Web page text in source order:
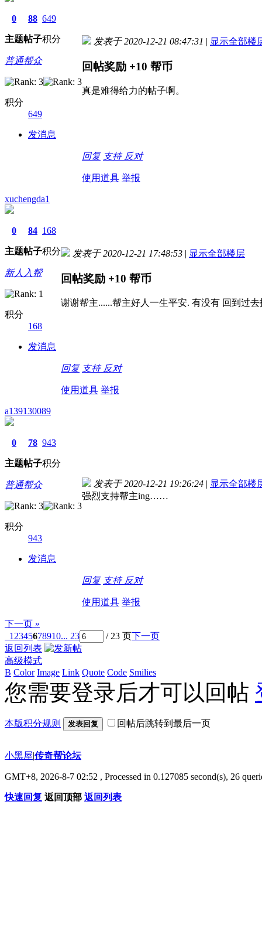
0
主题
88
帖子
649
积分
普通帮众
积分
649
发消息
发表于 2020-12-21 08:47:31 | 显示全部楼
回帖奖励 +10 帮币
真是难得给力的帖子啊。
回复 支持 反对
使用道具 举报
xuchengda1
0
主题
84
帖子
168
积分
新人入帮
积分
168
发消息
发表于 2020-12-21 17:48:53 | 显示全部楼层
回帖奖励 +10 帮币
谢谢帮主......帮主好人一生平安. 有没有 回到过
回复 支持 反对
使用道具 举报
a139130089
0
主题
78
帖子
943
积分
普通帮众
积分
943
发消息
发表于 2020-12-21 19:26:24 | 显示全部楼
强烈支持帮主ing……
回复 支持 反对
使用道具 举报
下一页 »
1 2345678910... 23 / 23 页下一页
返回列表
高级模式
B Color Image Link Quote Code Smilies
您需要登录后才可以回帖
本版积分规则 发表回复 回帖后跳转到最后一页
小黑屋|传奇帮论坛
GMT+8, 2026-8-7 02:52 , Processed in 0.127085 second(s), 26
快速回复 返回顶部 返回列表